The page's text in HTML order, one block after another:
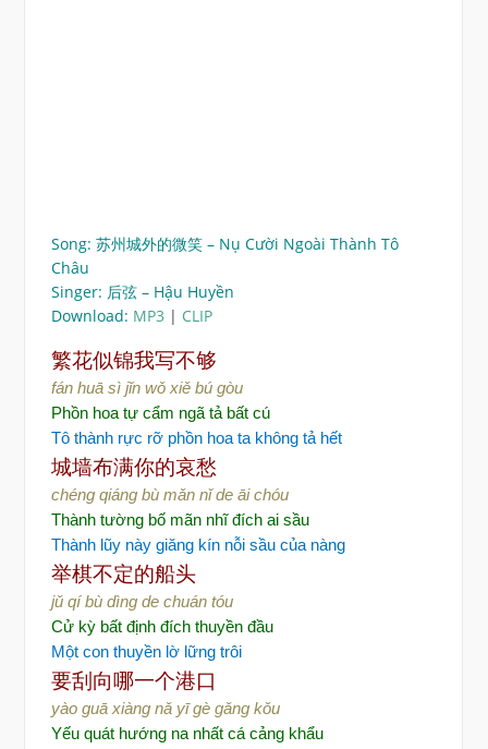
Song: 苏州城外的微笑 – Nụ Cười Ngoài Thành Tô
Châu
Singer: 后弦 – Hậu Huyền
Download: MP3 | CLIP
繁花似锦我写不够
fán huā sì jǐn wǒ xiě bú gòu
Phồn hoa tự cẩm ngã tả bất cú
Tô thành rực rỡ phồn hoa ta không tả hết
城墙布满你的哀愁
chéng qiáng bù mǎn nǐ de āi chóu
Thành tường bố mãn nhĩ đích ai sầu
Thành lũy này giăng kín nỗi sầu của nàng
举棋不定的船头
jǔ qí bù dìng de chuán tóu
Cử kỳ bất định đích thuyền đầu
Một con thuyền lờ lững trôi
要刮向哪一个港口
yào guā xiàng nǎ yī gè gǎng kǒu
Yếu quát hướng na nhất cá cảng khẩu